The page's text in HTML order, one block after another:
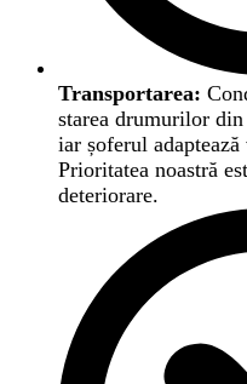
Transportarea:
starea drumurilor
iar șoferul
Prioritatea noastră
deteriorare.